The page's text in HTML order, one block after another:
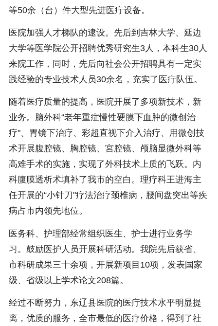
等50余（台）件大型先进医疔设备。
医院加强人才梯队的逮设。先后到吉林大学、延边
大学等医学院公开招聘优秀研究生3人，本科生30人
来院工作，同时，先后向社会公开招聘具有一定实
践经验的专业技术人员30余名，充实了医疔队伍。
随着医疗质量的提高，医院开展了多项新技术，新
业务。脑外科“老年重症慢性硬膜下血肿的微创治
疗"、胃镜下治疗、彩超直视下介入治疗、用微创技
术开展腹腔镜、胸腔镜、宮腔镜、颅脑显微外科等
高难手术的实施，实现了外科技术上质的飞跃。内
科腹膜透析术填补了我市的空白。理疗科王进海主
任开展的“小针刀"疗法治疗颈椎病，腰间盘突出等疾
病占市内领先地位。
医务科、护理部经常组织医生、护士进行业务学
习。鼓励医护人员开展科研活动。我院先后获省、
市科研成果三十余项，开展新项目10项，发表国家
级、省级以上学术论文208篇。
经过不断努力，东辽县医院的医疔技术水平明显提
离，优质的服务，全市最低的医疗价格，得到了社